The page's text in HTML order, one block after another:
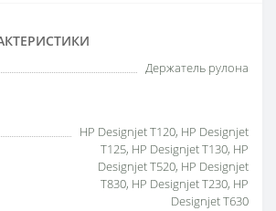
Держатель рулона
HP Designjet T120, HP Designjet
T125, HP Designjet T130, HP
Designjet T520, HP Designjet
T830, HP Designjet T230, HP
Designjet T630